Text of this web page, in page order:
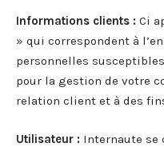
Informations clients : Ci
» qui correspondent à
personnelles
pour la gestion de votre
relation client et à des
Utilisateur : Internaute